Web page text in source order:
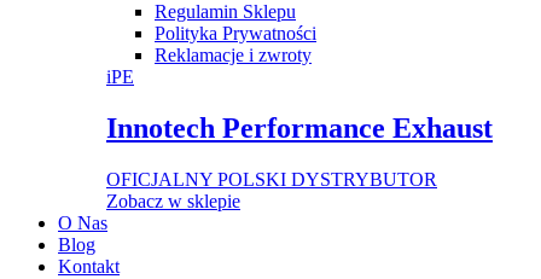
Regulamin Sklepu
Polityka Prywatności
Reklamacje i zwroty
iPE
Innotech Performance Exhaust
OFICJALNY POLSKI DYSTRYBUTOR
Zobacz w sklepie
O Nas
Blog
Kontakt